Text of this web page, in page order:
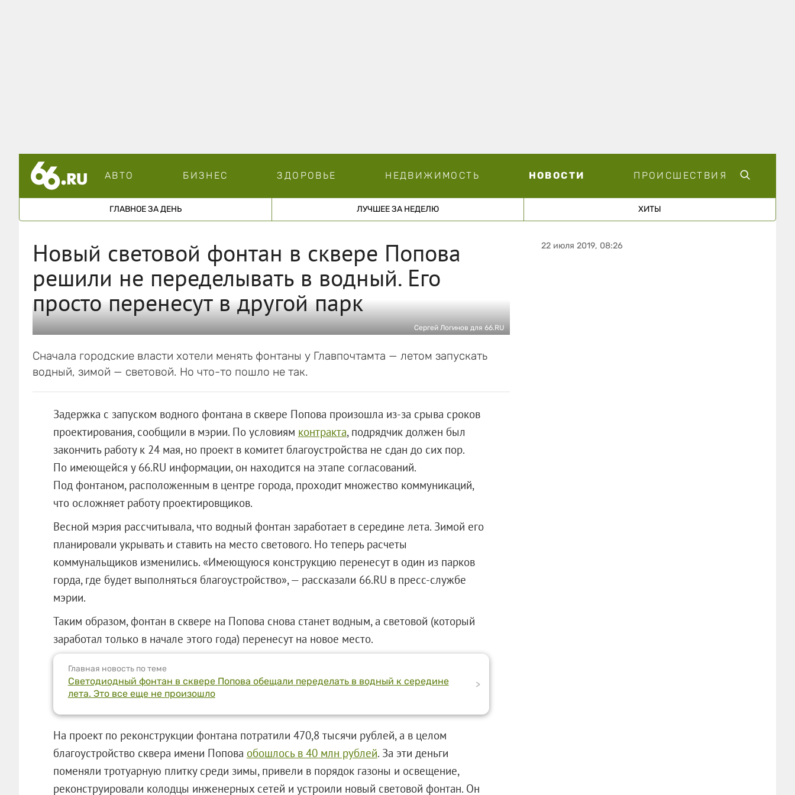
АВТО БИЗНЕС ЗДОРОВЬЕ НЕДВИЖИМОСТЬ НОВОСТИ ПРОИСШЕСТВИЯ
ГЛАВНОЕ ЗА ДЕНЬ ЛУЧШЕЕ ЗА НЕДЕЛЮ ХИТЫ
Новый световой фонтан в сквере Попова
решили не переделывать в водный. Его
просто перенесут в другой парк
Сергей Логинов для 66.RU
Сначала городские власти хотели менять фонтаны у Главпочтамта — летом запускать
водный, зимой — световой. Но что-то пошло не так.
Задержка с запуском водного фонтана в сквере Попова произошла из-за срыва сроков
проектирования, сообщили в мэрии. По условиям контракта, подрядчик должен был
закончить работу к 24 мая, но проект в комитет благоустройства не сдан до сих пор.
По имеющейся у 66.RU информации, он находится на этапе согласований.
Под фонтаном, расположенным в центре города, проходит множество коммуникаций,
что осложняет работу проектировщиков.
Весной мэрия рассчитывала, что водный фонтан заработает в середине лета. Зимой его
планировали укрывать и ставить на место светового. Но теперь расчеты
коммунальщиков изменились. «Имеющуюся конструкцию перенесут в один из парков
горда, где будет выполняться благоустройство», — рассказали 66.RU в пресс-службе
мэрии.
Таким образом, фонтан в сквере на Попова снова станет водным, а световой (который
заработал только в начале этого года) перенесут на новое место.
Главная новость по теме
Светодиодный фонтан в сквере Попова обещали переделать в водный к середине
лета. Это все еще не произошло
>
На проект по реконструкции фонтана потратили 470,8 тысячи рублей, а в целом
благоустройство сквера имени Попова обошлось в 40 млн рублей. За эти деньги
поменяли тротуарную плитку среди зимы, привели в порядок газоны и освещение,
реконструировали колодцы инженерных сетей и устроили новый световой фонтан. Он
22 июля 2019, 08:26